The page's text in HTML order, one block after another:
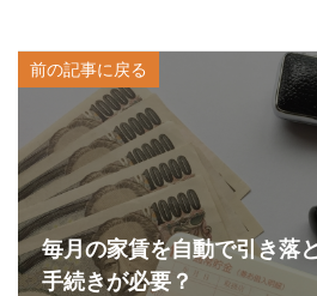
前の記事に戻る
毎月の家賃を自動で引き落
手続きが必要？